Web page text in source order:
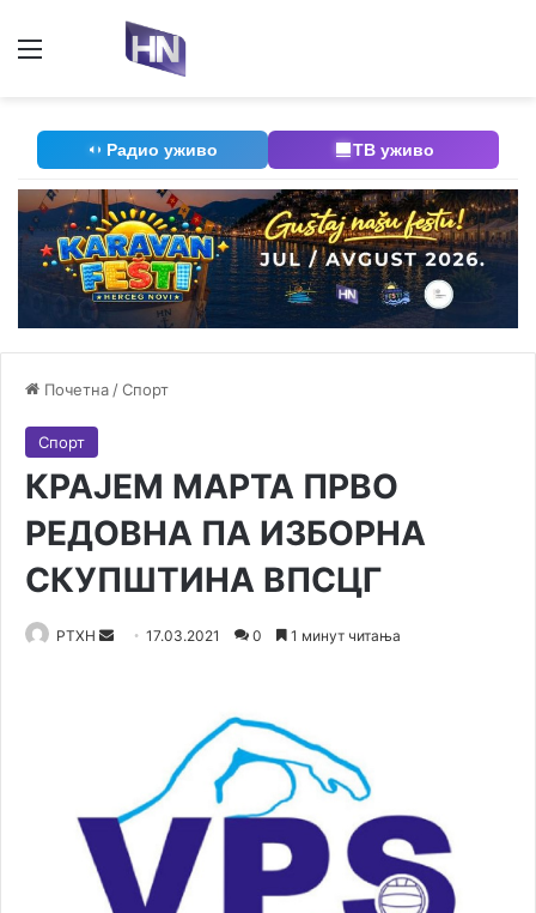
Мени
Радио уживо ТВ уживо
Почетна /Спорт
Спорт
КРАЈЕМ МАРТА ПРВО
РЕДОВНА ПА ИЗБОРНА
СКУПШТИНА ВПСЦГ
РТХН
Send17.03.2021 0 1 минут читања